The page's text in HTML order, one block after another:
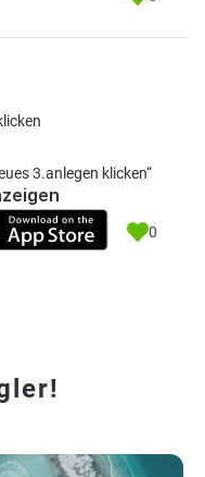
3.anlegen klicken“
0